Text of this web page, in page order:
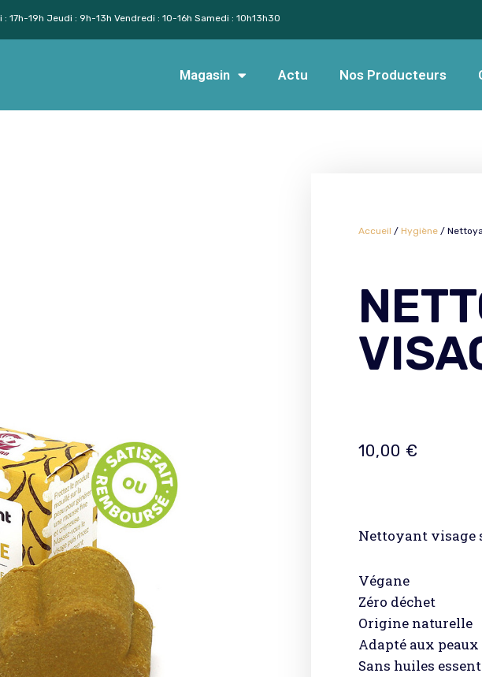
17h-19h Jeudi : 9h-13h Vendredi : 10-16h Samedi : 10h13h30
Magasin Actu Nos Producteurs
Accueil / Hygiène /
10,00 €
Nettoyant visage
Végane
Zéro déchet
Origine naturelle
Adapté aux
Sans huiles